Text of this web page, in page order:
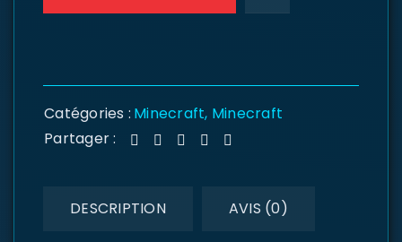
Catégories : Minecraft, Minecraft
Partager :
DESCRIPTION AVIS (0)